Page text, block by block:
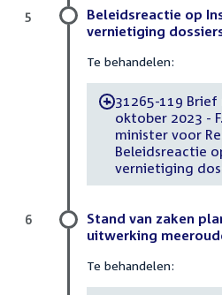
Beleidsreactie op
vernietiging
Te behandelen:
-31265-119
oktober 2023 -
minister voor
Beleidsreactie
vernietiging
5
Stand van zaken
uitwerking
Te behandelen:
6